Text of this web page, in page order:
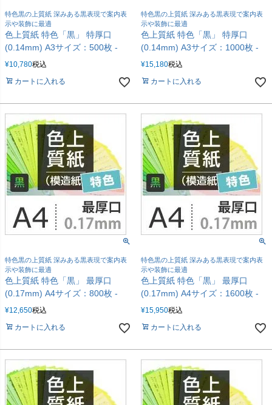
特色黒の上質紙 深みある黒表現で案内表
示や装飾に最適
色上質紙 特色「黒」 特厚口
(0.14mm) A3サイズ：500枚 -
¥10,780税込
カートに入れる
特色黒の上質紙 深みある黒表現で案内表
示や装飾に最適
色上質紙 特色「黒」 特厚口
(0.14mm) A3サイズ：1000枚 -
¥15,180税込
カートに入れる
特色黒の上質紙 深みある黒表現で案内表
示や装飾に最適
色上質紙 特色「黒」 最厚口
(0.17mm) A4サイズ：800枚 -
¥12,650税込
カートに入れる
特色黒の上質紙 深みある黒表現で案内表
示や装飾に最適
色上質紙 特色「黒」 最厚口
(0.17mm) A4サイズ：1600枚 -
¥15,950税込
カートに入れる